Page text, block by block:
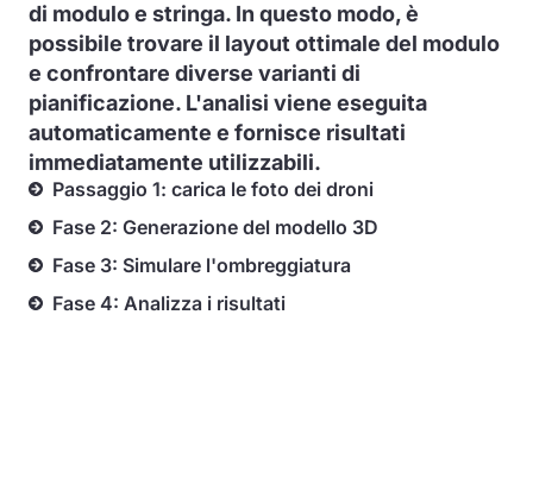
di modulo e stringa. In questo modo, è
possibile trovare il layout ottimale del modulo
e confrontare diverse varianti di
pianificazione. L'analisi viene eseguita
automaticamente e fornisce risultati
immediatamente utilizzabili.
Passaggio 1: carica le foto dei droni
Fase 2: Generazione del modello 3D
Fase 3: Simulare l'ombreggiatura
Fase 4: Analizza i risultati